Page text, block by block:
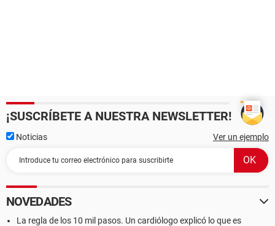
¡SUSCRÍBETE A NUESTRA NEWSLETTER!
Noticias Ver un ejemplo
NOVEDADES
La regla de los 10 mil pasos. Un cardiólogo explicó lo que es